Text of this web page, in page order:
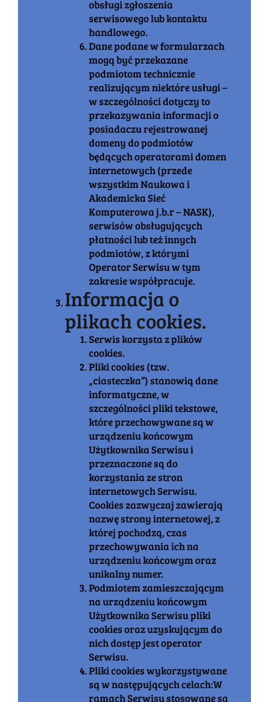
obsługi zgłoszenia
serwisowego lub kontaktu
handlowego.
Dane podane w formularzach
mogą być przekazane
podmiotom technicznie
realizującym niektóre usługi –
w szczególności dotyczy to
przekazywania informacji o
posiadaczu rejestrowanej
domeny do podmiotów
będących operatorami domen
internetowych (przede
wszystkim Naukowa i
Akademicka Sieć
Komputerowa j.b.r – NASK),
serwisów obsługujących
płatności lub też innych
podmiotów, z którymi
Operator Serwisu w tym
zakresie współpracuje.
Informacja o
plikach cookies.
Serwis korzysta z plików
cookies.
Pliki cookies (tzw.
„ciasteczka”) stanowią dane
informatyczne, w
szczególności pliki tekstowe,
które przechowywane są w
urządzeniu końcowym
Użytkownika Serwisu i
przeznaczone są do
korzystania ze stron
internetowych Serwisu.
Cookies zazwyczaj zawierają
nazwę strony internetowej, z
której pochodzą, czas
przechowywania ich na
urządzeniu końcowym oraz
unikalny numer.
Podmiotem zamieszczającym
na urządzeniu końcowym
Użytkownika Serwisu pliki
cookies oraz uzyskującym do
nich dostęp jest operator
Serwisu.
Pliki cookies wykorzystywane
są w następujących celach:W
ramach Serwisu stosowane są